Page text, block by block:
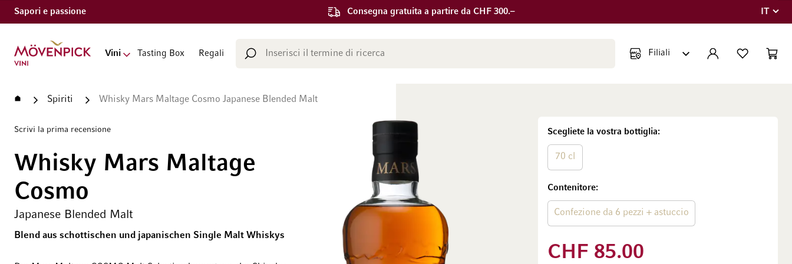
Sapori e passione Consegna gratuita a partire da CHF 300.–
Lingua
IT
Vai alla Home Page
Vini Tasting Box Regali
Cerca ACCOUNT LISTA DEI CART
Home Spiriti Whisky Mars Maltage Cosmo Japanese Blended Malt
Scrivi la prima recensione
Whisky Mars Maltage
Cosmo
Japanese Blended Malt
Blend aus schottischen und japanischen Single Malt Whiskys
Scegliete la vostra bottiglia
70 cl
Contenitore
Confezione da 6 pezzi + astuccio
CHF 85.00